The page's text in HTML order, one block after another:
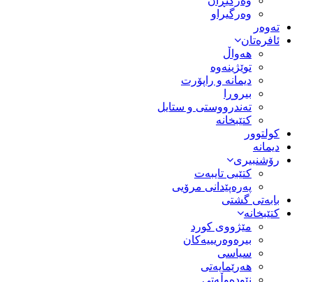
وەرگیراو
تەوەر
ئافرەتان
هەواڵ
توێژینەوە
دیمانە و راپۆرت
بیروڕا
تەندرووستی و ستایل
کتێبخانە
کولتوور
دیمانە
رۆشنبیری
کتێبی تایبەت
پەرەپێدانی مرۆیی
بابەتی گشتی
کتێبخانە
مێژووى کورد
بیرەوەریییەکان
سیاسى
هەرێمایەتی